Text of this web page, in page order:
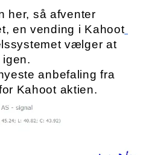
her, så afventer
en vending i Kahoot
vælger at
anbefaling fra
Kahoot aktien.